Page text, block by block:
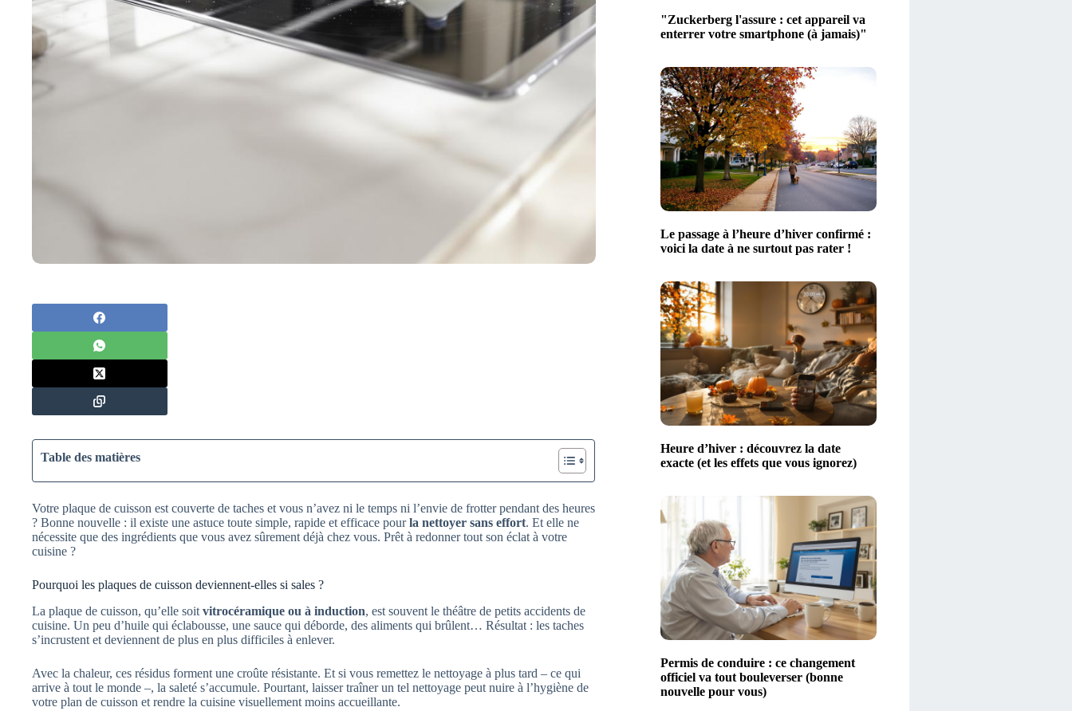
Table des matières
Votre plaque de cuisson est couverte de taches et vous n’avez ni le temps ni l’envie de frotter pendant des heures
? Bonne nouvelle : il existe une astuce toute simple, rapide et efficace pourla nettoyer sans effort. Et elle ne
nécessite que des ingrédients que vous avez sûrement déjà chez vous. Prêt à redonner tout son éclat à votre
cuisine ?
Pourquoi les plaques de cuisson deviennent-elles si sales ?
La plaque de cuisson, qu’elle soit vitrocéramique ou à induction, est souvent le théâtre de petits accidents de
cuisine. Un peu d’huile qui éclabousse, une sauce qui déborde, des aliments qui brûlent… Résultat : les taches
s’incrustent et deviennent de plus en plus difficiles à enlever.
Avec la chaleur, ces résidus forment une croûte résistante. Et si vous remettez le nettoyage à plus tard – ce qui
arrive à tout le monde –, la saleté s’accumule. Pourtant, laisser traîner un tel nettoyage peut nuire à l’hygiène de
votre plan de cuisson et rendre la cuisine visuellement moins accueillante.
"Zuckerberg l'assure : cet appareil va
enterrer votre smartphone (à jamais)"
Le passage à l’heure d’hiver confirmé :
voici la date à ne surtout pas rater !
Heure d’hiver : découvrez la date
exacte (et les effets que vous ignorez)
Permis de conduire : ce changement
officiel va tout bouleverser (bonne
nouvelle pour vous)